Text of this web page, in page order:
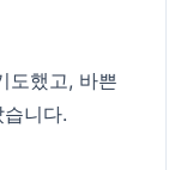
도했고, 바쁜
니다.